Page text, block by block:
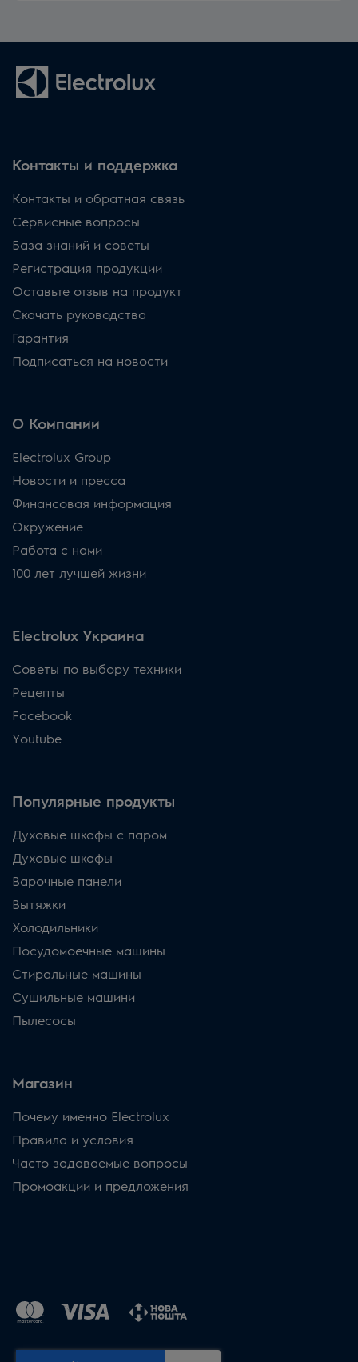
Контакты и поддержка
Контакты и обратная связь
Сервисные вопросы
База знаний и советы
Регистрация продукции
Оставьте отзыв на продукт
Скачать руководства
Гарантия
Подписаться на новости
О Компании
Electrolux Group
Новости и пресса
Финансовая информация
Окружение
Работа с нами
100 лет лучшей жизни
Electrolux Украина
Советы по выбору техники
Рецепты
Facebook
Youtube
Популярные продукты
Духовые шкафы с паром
Духовые шкафы
Варочные панели
Вытяжки
Холодильники
Посудомоечные машины
Стиральные машины
Сушильные машини
Пылесосы
Магазин
Почему именно Electrolux
Правила и условия
Часто задаваемые вопросы
Промоакции и предложения